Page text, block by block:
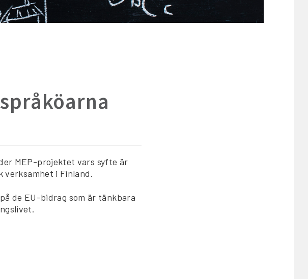
MEP-projektet vars syfte är
verksamhet i Finland.
de EU-bidrag som är tänkbara